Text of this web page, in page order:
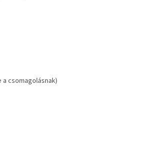
a csomagolásnak)